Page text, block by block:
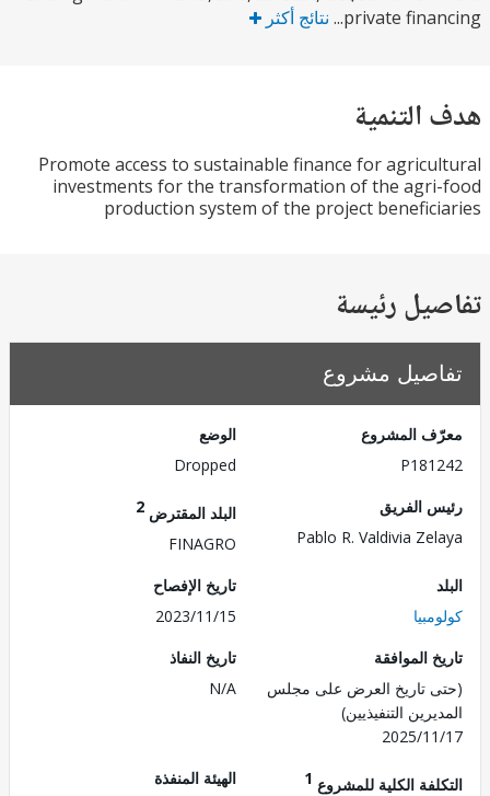
private نتائج أكثر
Promote access to sustainable finance for
investments for the transformation of the
production system of the project
رئيسة
مشروع
المشروع
Dropped
الفريق
Pablo R. Valdivia
البلد المقترض
FINAGRO
تاريخ الإفصاح
2023/11/15
الموافقة
تاريخ العرض على مجلس
التنفيذيين)
2025/
تاريخ النفاذ
N/A
الكلية للمشروع1
الهيئة المنفذة